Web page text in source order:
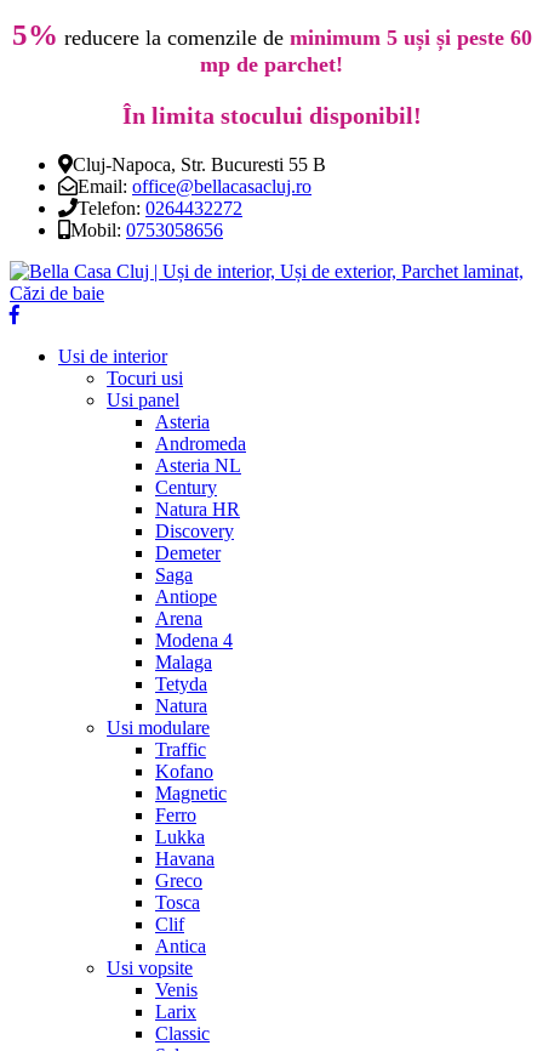
5% reducere la comenzile de minimum 5 uși și peste 60
mp de parchet!
În limita stocului disponibil!
Cluj-Napoca, Str. Bucuresti 55 B
Email: office@bellacasacluj.ro
Telefon: 0264432272
Mobil: 0753058656
Usi de interior
Tocuri usi
Usi panel
Asteria
Andromeda
Asteria NL
Century
Natura HR
Discovery
Demeter
Saga
Antiope
Arena
Modena 4
Malaga
Tetyda
Natura
Usi modulare
Traffic
Kofano
Magnetic
Ferro
Lukka
Havana
Greco
Tosca
Clif
Antica
Usi vopsite
Venis
Larix
Classic